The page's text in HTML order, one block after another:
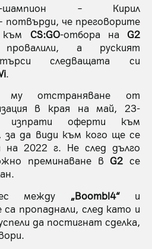
шампион – Кирил
потвърди, че преговорите
към CS:GO-отбора наG2
а руският
търси следващата си
.
му отстраняване от
в края на май, 23-
изпрати оферти към
да види към кого ще се
на 2022 г. Не след дълго
преминаване вG2 се
между „Boombl4“и
са пропаднали, след като и
да постигнат сделка,